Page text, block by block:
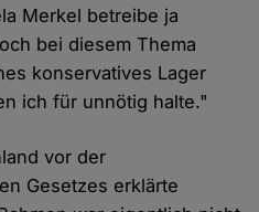
Merkel betreibe ja
bei diesem Thema
konservatives Lager
ich für unnötig halte."
vor der
Gesetzes erklärte